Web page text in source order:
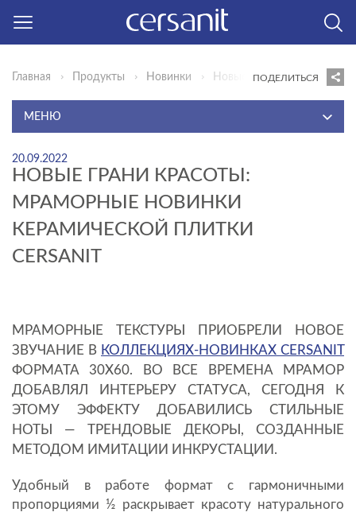
Главная Продукты Новинки Новые грани красоты:
ПОДЕЛИТЬСЯ
МЕНЮ
САНИТАРНЫЙ ФАРФОР И ОБОРУДОВАНИЕ ДЛЯ ВАНН
CERSANIT
КЕРАМИЧЕСКАЯ ПЛИТКА CERSANIT
САНИТАРНЫЙ ФАРФОР И ОБОРУДОВАНИЕ ДЛЯ ВАНН
НОВИНКИ
СОЗДАЙ СВОЕ ПРОСТРАНСТВО
СЕРВИС И ГАРАНТИЯ
20.09.2022
НОВЫЕ ГРАНИ КРАСОТЫ:
МРАМОРНЫЕ НОВИНКИ
КЕРАМИЧЕСКОЙ ПЛИТКИ
CERSANIT
МРАМОРНЫЕ ТЕКСТУРЫ ПРИОБРЕЛИ НОВОЕ
ЗВУЧАНИЕ В КОЛЛЕКЦИЯХ-НОВИНКАХ CERSANIT
ФОРМАТА 30Х60. ВО ВСЕ ВРЕМЕНА МРАМОР
ДОБАВЛЯЛ ИНТЕРЬЕРУ СТАТУСА, СЕГОДНЯ К
ЭТОМУ ЭФФЕКТУ ДОБАВИЛИСЬ СТИЛЬНЫЕ
НОТЫ — ТРЕНДОВЫЕ ДЕКОРЫ, СОЗДАННЫЕ
МЕТОДОМ ИМИТАЦИИ ИНКРУСТАЦИИ.
Удобный в работе формат с гармоничными
пропорциями ½ раскрывает красоту натурального